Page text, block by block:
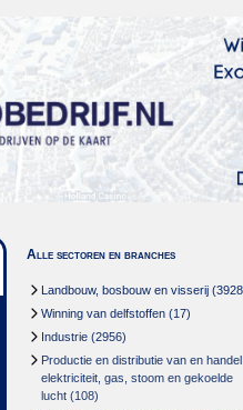
Alle sectoren en branches
Landbouw, bosbouw en visserij
Winning van delfstoffen (17)
Industrie (2956)
Productie en distributie van en
elektriciteit, gas, stoom en gekoelde
lucht (108)